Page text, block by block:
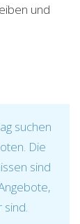
und
suchen
Die
sind